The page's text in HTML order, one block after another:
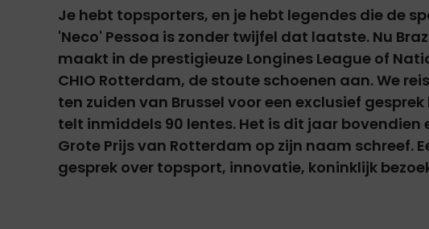
Je hebt topsporters, en je hebt legendes die de
'Neco' Pessoa is zonder twijfel dat laatste. Nu
maakt in de prestigieuze Longines League of
CHIO Rotterdam, de stoute schoenen aan. We
ten zuiden van Brussel voor een exclusief
telt inmiddels 90 lentes. Het is dit jaar
Grote Prijs van Rotterdam op zijn naam schreef.
gesprek over topsport, innovatie, koninklijk